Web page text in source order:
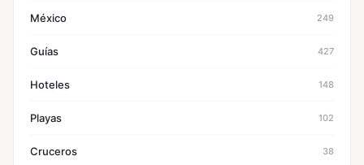
México 249
Guías 427
Hoteles 148
Playas 102
Cruceros 38